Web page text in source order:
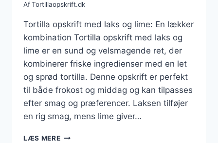
AfTortillaopskrift.dk
Tortilla opskrift med laks og lime: En lækker
kombination Tortilla opskrift med laks og
lime er en sund og velsmagende ret, der
kombinerer friske ingredienser med en let
og sprød tortilla. Denne opskrift er perfekt
til både frokost og middag og kan tilpasses
efter smag og præferencer. Laksen tilføjer
en rig smag, mens lime giver…
LÆS MERETORTILLA